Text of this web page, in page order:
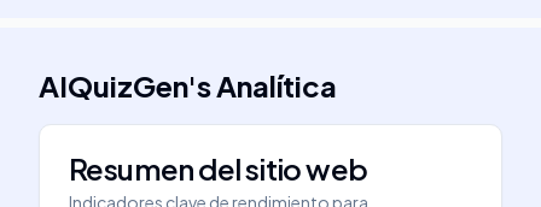
AIQuizGen'sAnalítica
Resumen del sitio web
Indicadores clave de rendimiento para